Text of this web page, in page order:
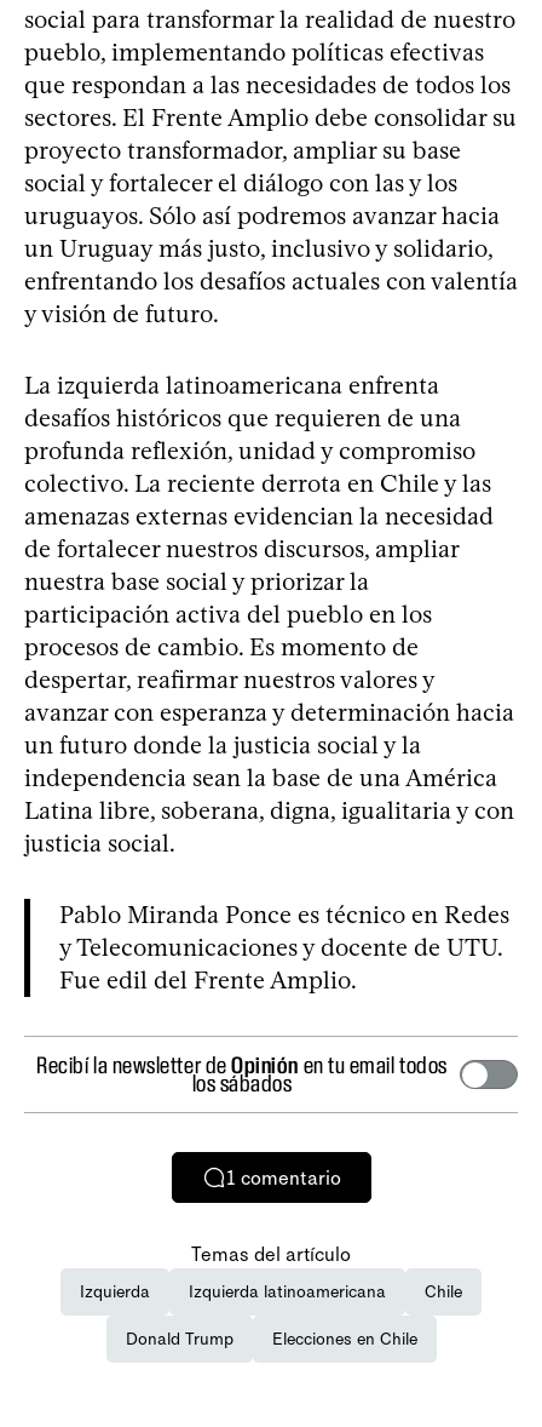
social para transformar la realidad de nuestro
pueblo, implementando políticas efectivas
que respondan a las necesidades de todos los
sectores. El Frente Amplio debe consolidar su
proyecto transformador, ampliar su base
social y fortalecer el diálogo con las y los
uruguayos. Sólo así podremos avanzar hacia
un Uruguay más justo, inclusivo y solidario,
enfrentando los desafíos actuales con valentía
y visión de futuro.
La izquierda latinoamericana enfrenta
desafíos históricos que requieren de una
profunda reflexión, unidad y compromiso
colectivo. La reciente derrota en Chile y las
amenazas externas evidencian la necesidad
de fortalecer nuestros discursos, ampliar
nuestra base social y priorizar la
participación activa del pueblo en los
procesos de cambio. Es momento de
despertar, reafirmar nuestros valores y
avanzar con esperanza y determinación hacia
un futuro donde la justicia social y la
independencia sean la base de una América
Latina libre, soberana, digna, igualitaria y con
justicia social.
Pablo Miranda Ponce es técnico en Redes
y Telecomunicaciones y docente de UTU.
Fue edil del Frente Amplio.
Recibí la newsletter deOpinión en tu email todos
los sábados
1 comentario
Temas del artículo
Izquierda Izquierda latinoamericana Chile
Donald Trump Elecciones en Chile